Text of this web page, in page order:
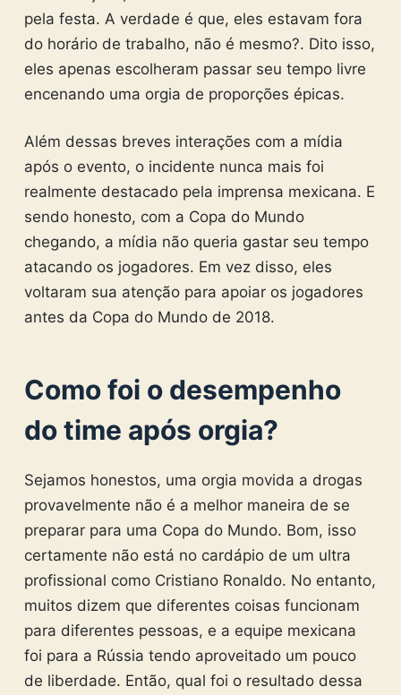
pela festa. A verdade é que, eles estavam fora
do horário de trabalho, não é mesmo?. Dito isso,
eles apenas escolheram passar seu tempo livre
encenando uma orgia de proporções épicas.
Além dessas breves interações com a mídia
após o evento, o incidente nunca mais foi
realmente destacado pela imprensa mexicana. E
sendo honesto, com a Copa do Mundo
chegando, a mídia não queria gastar seu tempo
atacando os jogadores. Em vez disso, eles
voltaram sua atenção para apoiar os jogadores
antes da Copa do Mundo de 2018.
Como foi o desempenho
do time após orgia?
Sejamos honestos, uma orgia movida a drogas
provavelmente não é a melhor maneira de se
preparar para uma Copa do Mundo. Bom, isso
certamente não está no cardápio de um ultra
profissional como Cristiano Ronaldo. No entanto,
muitos dizem que diferentes coisas funcionam
para diferentes pessoas, e a equipe mexicana
foi para a Rússia tendo aproveitado um pouco
de liberdade. Então, qual foi o resultado dessa